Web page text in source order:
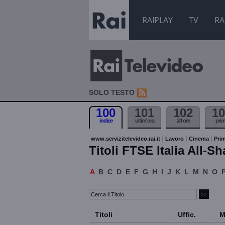
RAIPLAY TV
SOLO TESTO
100
indice
101
ultim'ora
102
24 ore
www.servizitelevideo.rai.it Lavoro Cinema
Titoli FTSE Italia All-
A B C D E F G H I J K L M N O
Titoli Uffic.